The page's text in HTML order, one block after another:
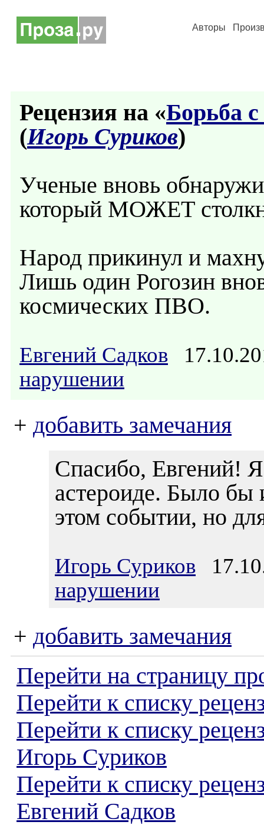
Авторы
Рецензия на «Борьба
(Игорь Суриков)
Ученые вновь
который МОЖЕТ
Народ прикинул и
Лишь один Рогозин
космических ПВО.
Евгений Садков
нарушении
+ добавить замечания
Спасибо, Евгений!
астероиде. Было бы
этом событии, но
Игорь Суриков
нарушении
+ добавить замечания
Перейти на страницу
Перейти к списку
Перейти к списку
Игорь Суриков
Перейти к списку
Евгений Садков